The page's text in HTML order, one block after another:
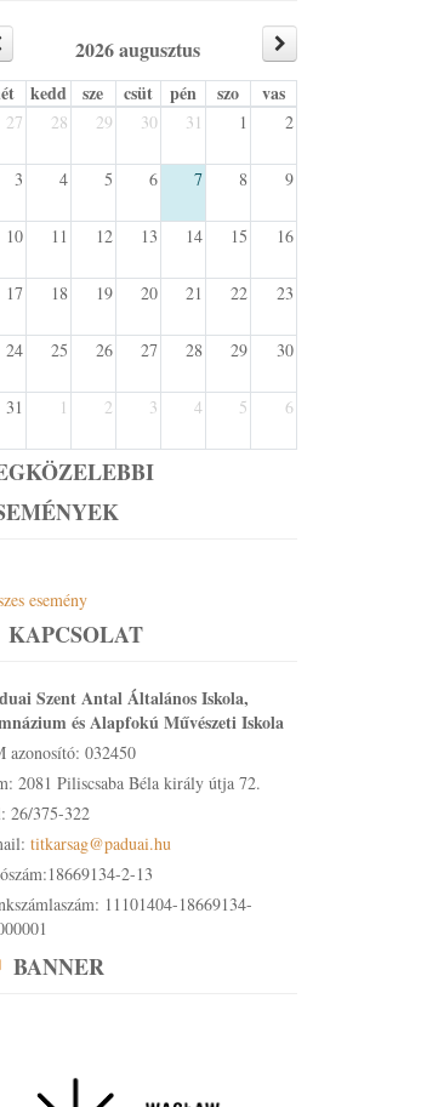
2026 augusztus
kedd sze csüt pén szo vas
27 28 29 30 31 1 2
3 4 5 6 7 8 9
10 11 12 13 14 15 16
17 18 19 20 21 22 23
24 25 26 27 28 29 30
31 1 2 3 4 5 6
esemény
KAPCSOLAT
Szent Antal Általános Iskola,
és Alapfokú Művészeti Iskola
azonosító: 032450
2081 Piliscsaba Béla király útja 72.
26/375-322
titkarsag@paduai.hu
2-13
11101404-18669134-
BANNER